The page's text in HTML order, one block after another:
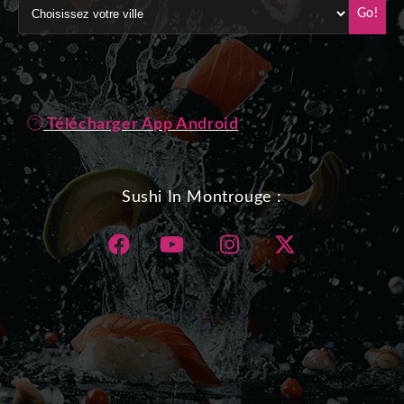
Go!
Télécharger App Android
Sushi In Montrouge :